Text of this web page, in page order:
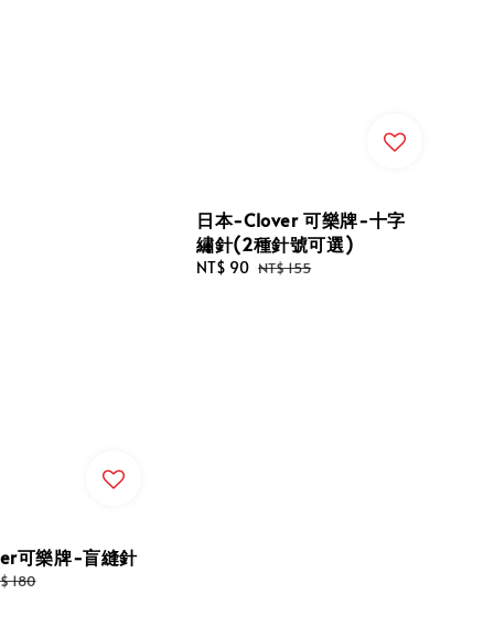
可樂牌-盲縫針
180
日本-Clover 可樂牌-十字
繡針(2種針號可選)
Sale
NT$ 90 Regular
NT$ 155